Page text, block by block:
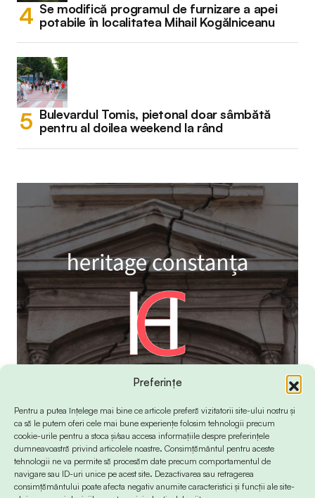
Preferințe
Pentru a putea înțelege mai bine ce articole preferă vizitatorii site-ului nostru și
ca să le putem oferi cele mai bune experiențe folosim tehnologii precum
cookie-urile pentru a stoca și/sau accesa informațiile despre preferințele
dumneavoastră privind articolele noastre. Consimțământul pentru aceste
tehnologii ne va permite să procesăm date precum comportamentul de
navigare sau ID-uri unice pe acest site. Dezactivarea sau retragerea
consimțământului poate afecta negativ anumite caracteristici și funcții ale site-
Se modifică programul de furnizare a apei
potabile în localitatea Mihail Kogălniceanu
Bulevardul Tomis, pietonal doar sâmbătă
pentru al doilea weekend la rând